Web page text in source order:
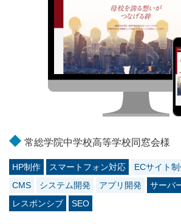
常総学院中学校高等学校同窓会様
HP制作 スマートフォン対応 ECサイト
CMS
システム開発 アプリ開発 サーバ
レスポンシブ
SEO